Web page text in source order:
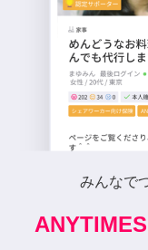
みんなで